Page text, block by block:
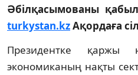
Әбілқасымованы
turkystan.kzАқордаға
Президентке қаржы
экономиканың нақты